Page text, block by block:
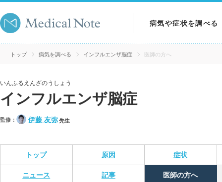
病気や症状を調べる
病気を調べる
トップ 病気を調べる インフルエンザ脳症 医師の方へ
いんふるえんざのうしょう
インフルエンザ脳症
監修： 伊藤 友弥先生
トップ 原因 症状
ニュース 記事 医師の方へ